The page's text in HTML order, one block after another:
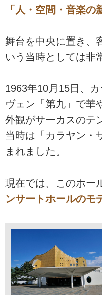
「人・空間・音楽の
舞台を中央に置き、
いう当時としては非
1963年10月15日、
ヴェン「第九」で華
外観がサーカスのテ
当時は「カラヤン・
まれました。
現在では、このホー
ンサートホールのモ